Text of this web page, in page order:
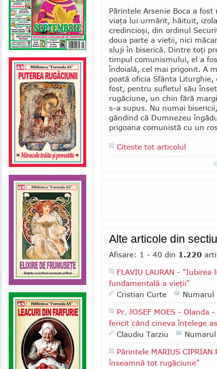
Părintele Arse­nie Boca a fost
viaţa lui urmărit, hăituit,
credincioşi, din ordinul
doua parte a vieţii, nici
sluji în biserică. Dintre toţi
timpul comunismului, el a
îndoială, cel mai prigonit. A
poată oficia Sfânta Li­tur­ghie,
fost, pentru sufletul său
rugăciune, un chin fără
s-a supus. Nu numai
gân­dind că Dumnezeu
prigoana comunistă cu un
Citeste tot articolul
Alte articole din
Afisare: 1 - 40 din 1.220
FLAVIU LAURAN -
fundamentală a vieţii"
Cristian Curte
Numarul
Pr. JOSEF MOES -
fericit când cineva înţelege
Claudiu Tarziu
Părintele MARIUS
înseamnă tot rugăciune"